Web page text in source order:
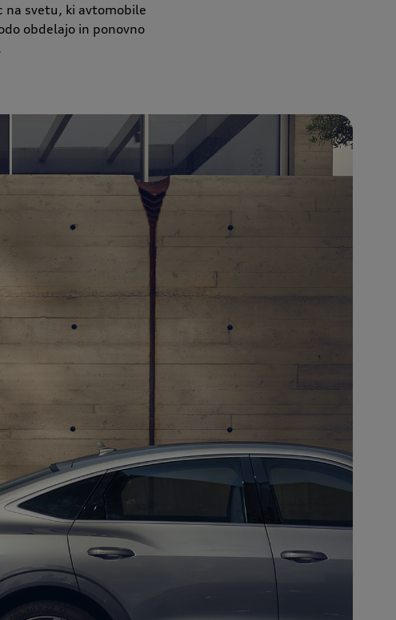
na svetu, ki avtomobile
obdelajo in ponovno